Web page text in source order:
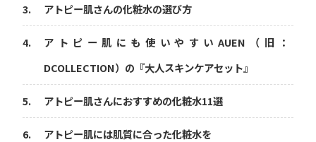
アトピー肌さんの化粧水の選び方
アトピー肌にも使いやすいAUEN（旧：
DCOLLECTION）の『大人スキンケアセット』
アトピー肌さんにおすすめの化粧水11選
アトピー肌には肌質に合った化粧水を